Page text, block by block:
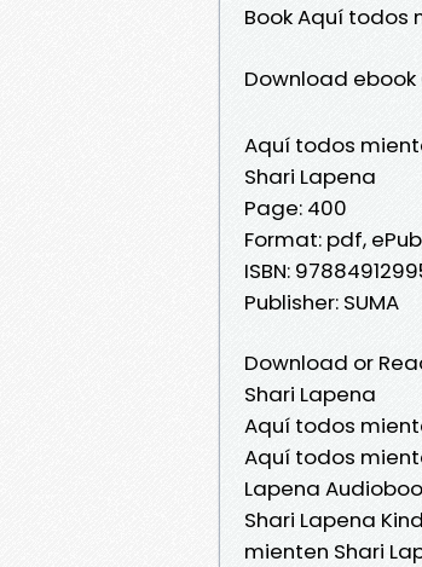
Book Aquí todos
Download
Aquí todos
Shari Lapena
Page: 400
Format: pdf,
ISBN:
Publisher: SUMA
Download or
Shari Lapena
Aquí todos
Aquí todos
Lapena
Shari Lapena
mienten Shari